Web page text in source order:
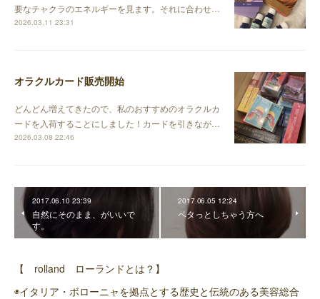
要なチャクラのエネルギーを見ます。それに合わせ…
2026.03.11 23:31
オラクルカード販売開始
どんどん増えてきたので、私のおすすめのオラクルカ
ードを入荷することにしました！カードを引きなが…
2026.03.08 22:46
2017.06.10 23:39
自然にそのまま、がいいで
す。
2017.06.05 12:24
ペタっとしちゃう方へ
【 rolland ローランドとは？】
◉イタリア・ボローニャを拠点とする歴史と伝統のある美容総合